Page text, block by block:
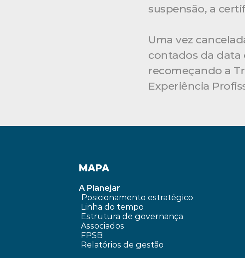
suspensão, a
Uma vez
contados da data
recomeçando a
Experiência
MAPA
A Planejar
Posicionamento estratégico
Linha do tempo
Estrutura de governança
Associados
FPSB
Relatórios de gestão